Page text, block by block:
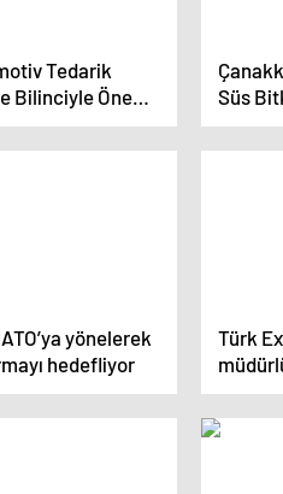
Tedarik
Bilinciyle Öne
Süs
yönelerek
hedefliyor
Türk
yapıldı